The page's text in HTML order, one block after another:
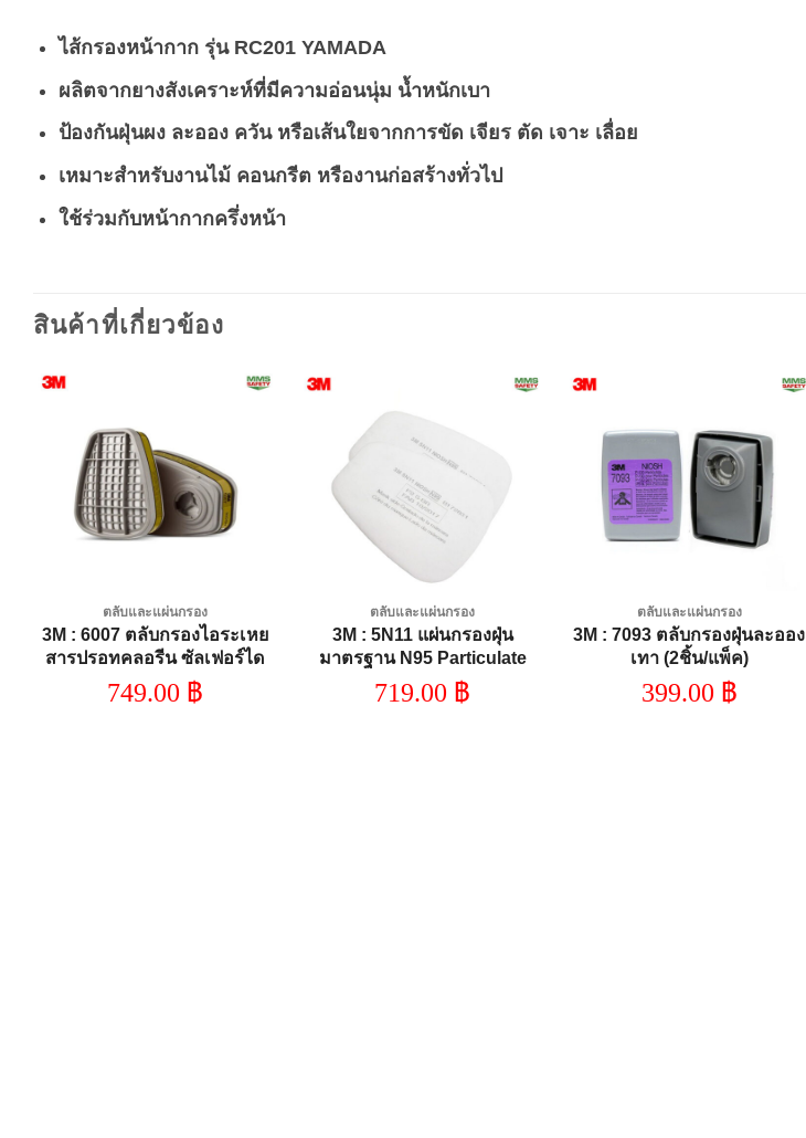
ไส้กรองหน้ากาก รุ่น RC201 YAMADA
ผลิตจากยางสังเคราะห์ที่มีความอ่อนนุ่ม น้ำหนักเบา
ป้องกันฝุ่นผง ละออง ควัน หรือเส้นใยจากการขัด เจียร ตัด เจาะ เลื่อย
เหมาะสำหรับงานไม้ คอนกรีต หรืองานก่อสร้างทั่วไป
ใช้ร่วมกับหน้ากากครึ่งหน้า
สินค้าที่เกี่ยวข้อง
ตลับและแผ่นกรอง
3M : 6007 ตลับกรองไอระเหย
สารปรอทคลอรีน ซัลเฟอร์ได
ออกไซด์ ไอระเหยสารอินทรีย์
749.00 ฿
ตลับและแผ่นกรอง
3M : 5N11 แผ่นกรองฝุ่น
มาตรฐาน N95 Particulate
Filter
719.00 ฿
Add to
wishlist
ตลับและแผ่นกรอง
3M : 7093 ตลับกรองฝุ่นละออง
เทา (2ชิ้น/แพ็ค)
399.00 ฿